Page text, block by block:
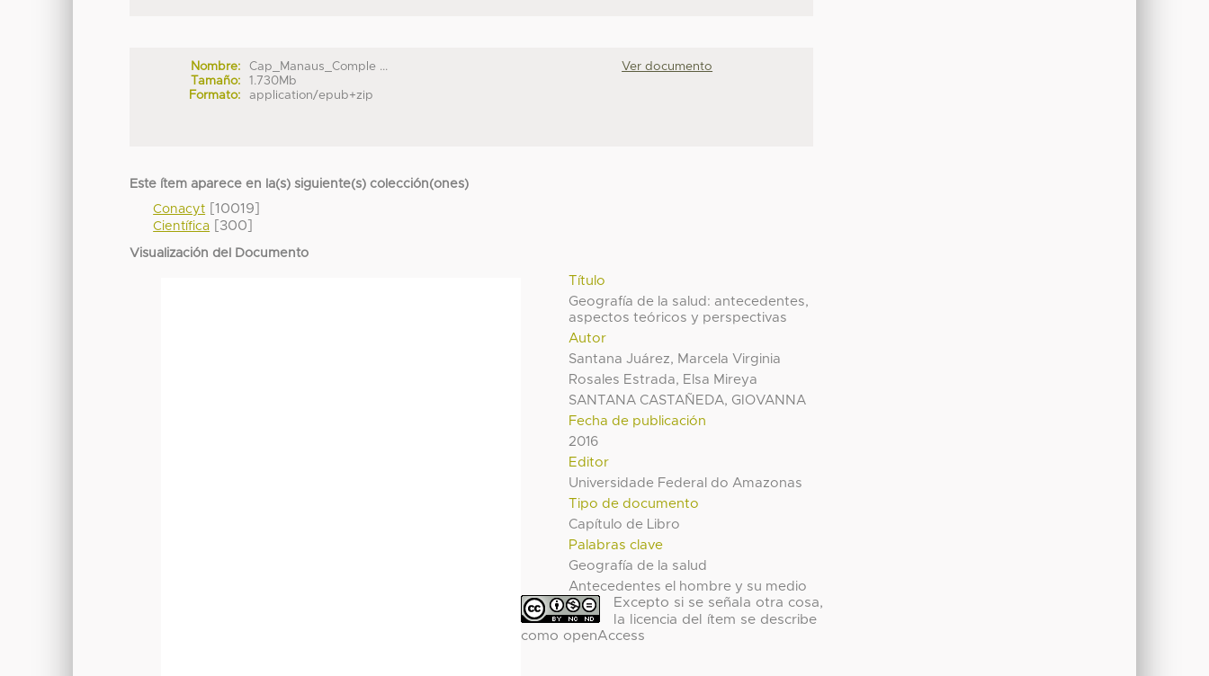
Nombre:
Cap_Manaus_Comple ...
Tamaño:
1.730Mb
Formato:
application/epub+zip
Ver documento
Este ítem aparece en la(s) siguiente(s) colección(ones)
Conacyt [10019]
Científica [300]
Visualización del Documento
Título
Geografía de la salud: antecedentes,
aspectos teóricos y perspectivas
Autor
Santana Juárez, Marcela Virginia
Rosales Estrada, Elsa Mireya
SANTANA CASTAÑEDA, GIOVANNA
Fecha de publicación
2016
Editor
Universidade Federal do Amazonas
Tipo de documento
Capítulo de Libro
Palabras clave
Geografía de la salud
Antecedentes el hombre y su medio
Excepto si se señala otra cosa,
la licencia del ítem se describe
como openAccess